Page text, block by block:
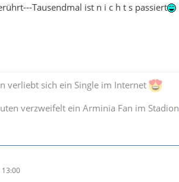
Tausendmal ist n i c h t s passiert
verliebt sich ein Single im Internet
verzweifelt ein Arminia Fan im Stadion